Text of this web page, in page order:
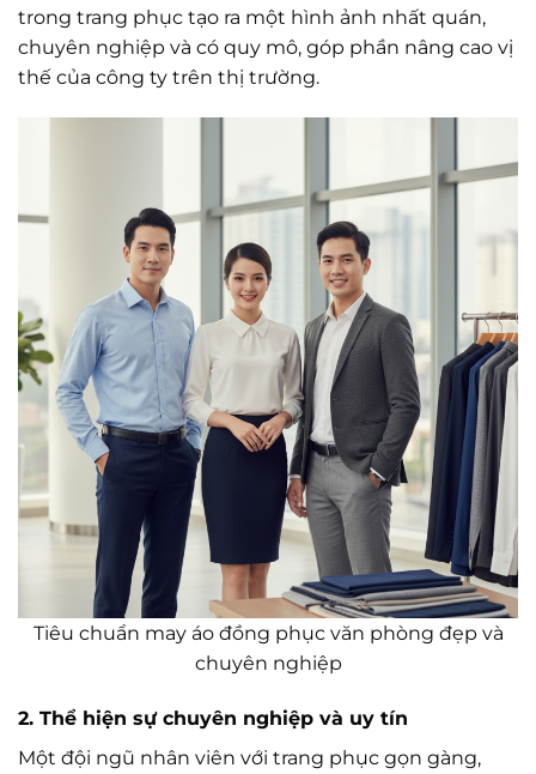
trong trang phục tạo ra một hình ảnh nhất quán,
chuyên nghiệp và có quy mô, góp phần nâng cao vị
thế của công ty trên thị trường.
Tiêu chuẩn may áo đồng phục văn phòng đẹp và
chuyên nghiệp
2. Thể hiện sự chuyên nghiệp và uy tín
Một đội ngũ nhân viên với trang phục gọn gàng,